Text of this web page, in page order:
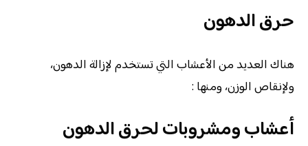
حرق الدهون
هناك العديد من الأعشاب التي تستخدم لإزالة الدهون،
ولإنقاص الوزن، ومنها :
أعشاب ومشروبات لحرق الدهون